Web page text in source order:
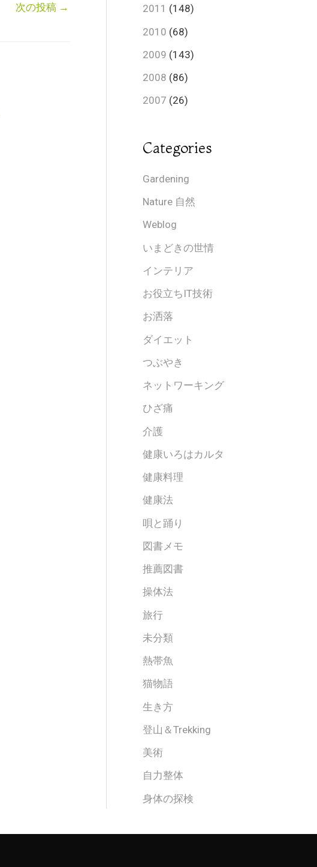
次の投稿 →
2011 (148)
2010 (68)
2009 (143)
2008 (86)
2007 (26)
Categories
Gardening
Nature 自然
Weblog
いまどきの世情
インテリア
お役立ちIT技術
お洒落
ダイエット
つぶやき
ネットワーキング
ひざ痛
介護
健康いろはカルタ
健康料理
健康法
唄と踊り
図書メモ
推薦図書
操体法
旅行
未分類
熱帯魚
猫物語
生き方
登山＆Trekking
美術
自力整体
身体の探検